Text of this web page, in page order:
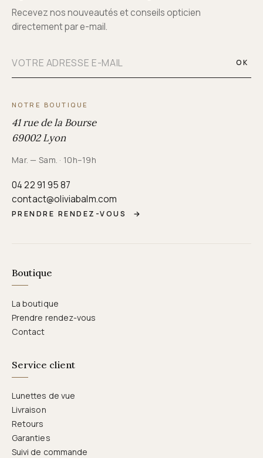
Recevez nos nouveautés et conseils opticien
directement par e-mail.
OK
NOTRE BOUTIQUE
41 rue de la Bourse
69002 Lyon
Mar. — Sam. · 10h–19h
04 22 91 95 87
contact@oliviabalm.com
PRENDRE RENDEZ-VOUS →
Boutique
La boutique
Prendre rendez-vous
Contact
Service client
Lunettes de vue
Livraison
Retours
Garanties
Suivi de commande